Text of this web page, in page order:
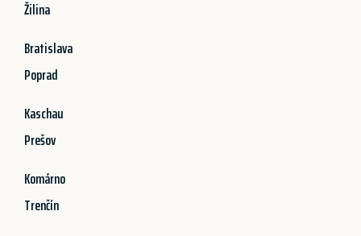
Žilina
Bratislava
Poprad
Kaschau
Prešov
Komárno
Trenčín